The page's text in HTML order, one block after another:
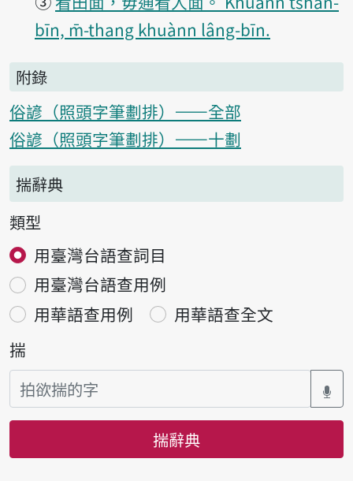
bīn, m̄-thang khuànn lâng-bīn.
附錄
俗諺（照頭字筆劃排）——全部
俗諺（照頭字筆劃排）——十劃
揣辭典
類型
用臺灣台語查詞目
用臺灣台語查用例
用華語查用例
用華語查全文
揣
揣辭典